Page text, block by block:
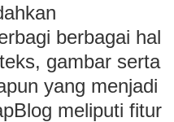
berbagai hal
gambar serta
yang menjadi
meliputi fitur